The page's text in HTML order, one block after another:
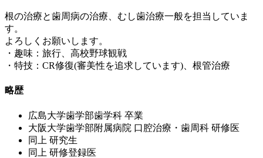
根の治療と歯周病の治療、むし歯治療一般を担当していま
す。
よろしくお願いします。
・趣味：旅行、高校野球観戦
・特技：CR修復(審美性を追求しています)、根管治療
略歴
広島大学歯学部歯学科 卒業
大阪大学歯学部附属病院 口腔治療・歯周科 研修医
同上 研究生
同上 研修登録医